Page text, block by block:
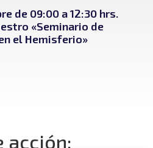
de 09:00 a 12:30 hrs.
«Seminario de
el Hemisferio»
acción: